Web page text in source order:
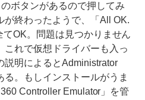
ボタンがあるので押してみ
が終わったようで、「All OK.
OK。問題は見つかりません
これで仮想ドライバーも入っ
説明によるとAdministrator
る。もしインストールがうま
Controller Emulator」を管